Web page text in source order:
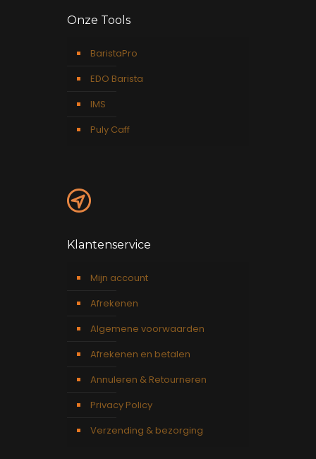
Onze Tools
BaristaPro
EDO Barista
IMS
Puly Caff
Klantenservice
Mijn account
Afrekenen
Algemene voorwaarden
Afrekenen en betalen
Annuleren & Retourneren
Privacy Policy
Verzending & bezorging